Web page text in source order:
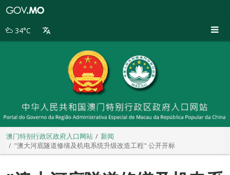
别
34°C
澳门特别行政区政府入口网站
新闻
"澳大河底隧道修缮及机电系统升级改造工程" 公开开标